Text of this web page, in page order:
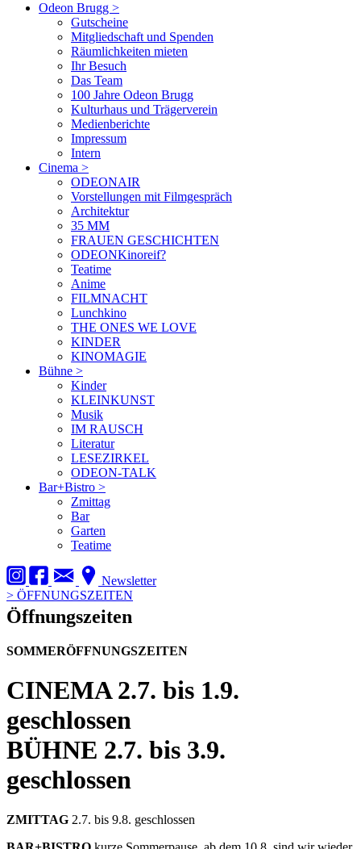
Odeon Brugg >
Gutscheine
Mitgliedschaft und Spenden
Räumlichkeiten mieten
Ihr Besuch
Das Team
100 Jahre Odeon Brugg
Kulturhaus und Trägerverein
Medienberichte
Impressum
Intern
Cinema >
ODEONAIR
Vorstellungen mit Filmgespräch
Architektur
35 MM
FRAUEN GESCHICHTEN
ODEONKinoreif?
Teatime
Anime
FILMNACHT
Lunchkino
THE ONES WE LOVE
KINDER
KINOMAGIE
Bühne >
Kinder
KLEINKUNST
Musik
IM RAUSCH
Literatur
LESEZIRKEL
ODEON-TALK
Bar+Bistro >
Zmittag
Bar
Garten
Teatime
Newsletter
> ÖFFNUNGSZEITEN
Öffnungszeiten
SOMMERÖFFNUNGSZEITEN
CINEMA2.7. bis 1.9.
geschlossen
BÜHNE 2.7. bis 3.9.
geschlossen
ZMITTAG 2.7. bis 9.8. geschlossen